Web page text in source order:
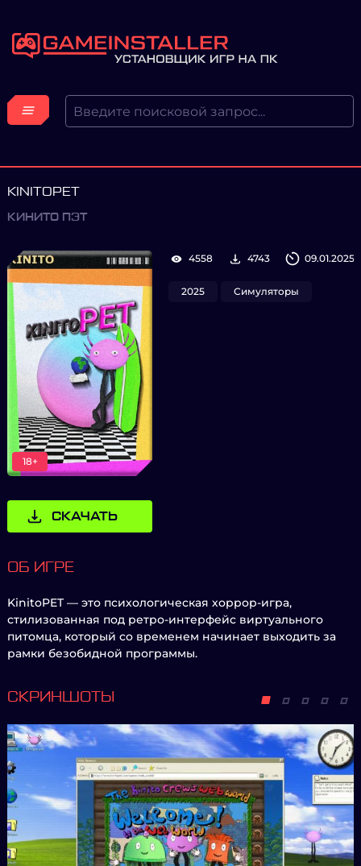
KINITOPET
КИНИТО ПЭТ
18+
СКАЧАТЬ
4558 4743 09.01.2025
2025 Симуляторы
ОБ ИГРЕ
KinitoPET — это психологическая хоррор-игра,
стилизованная под ретро-интерфейс виртуального
питомца, который со временем начинает выходить за
рамки безобидной программы.
СКРИНШОТЫ